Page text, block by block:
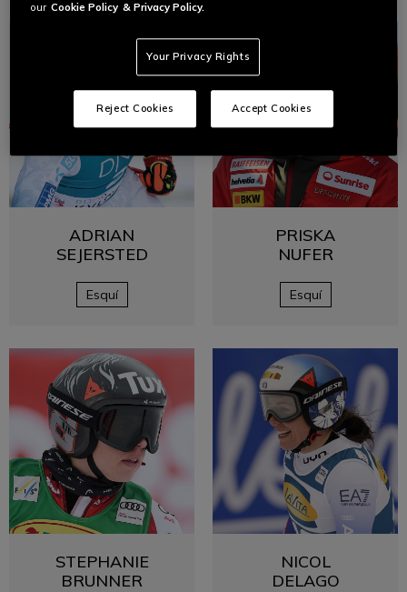
ADRIAN
SEJERSTED
Esquí
PRISKA
NUFER
Esquí
STEPHANIE
BRUNNER
NICOL
DELAGO
our Cookie Policy & Privacy Policy.
Your Privacy Rights
Reject Cookies Accept Cookies